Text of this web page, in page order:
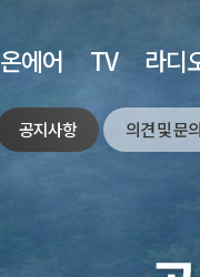
온에어 TV 라디
공지사항 의견 및 문